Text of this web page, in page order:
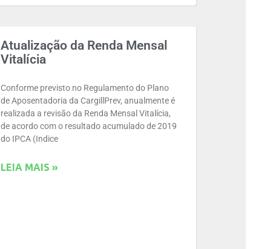
Atualização da Renda Mensal
Vitalícia
Conforme previsto no Regulamento do Plano
de Aposentadoria da CargillPrev, anualmente é
realizada a revisão da Renda Mensal Vitalícia,
de acordo com o resultado acumulado de 2019
do IPCA (Indice
LEIA MAIS »